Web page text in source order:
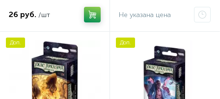
26 руб. /шт Не указана цена
Доп. Доп.